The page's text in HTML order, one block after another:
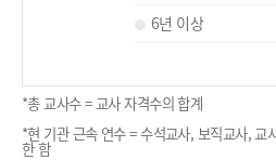
6년 이상
*총 교사수 = 교사 자격수의 합계
*현 기관 근속 연수 = 수석교사, 보직교사, 교
한 함